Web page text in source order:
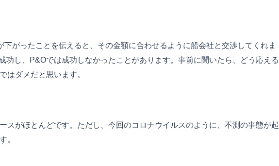
がったことを伝えると、その金額に合わせるように船会社と交渉してくれま
し、P&Oでは成功しなかったことがあります。事前に聞いたら、どう応える
はダメだと思います。
がほとんどです。ただし、今回のコロナウイルスのように、不測の事態が起
。